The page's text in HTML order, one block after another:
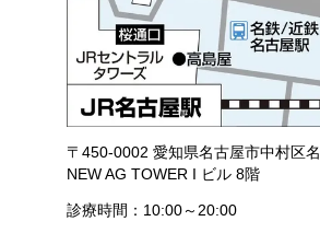
〒450-0002 愛知県名古屋市中村区
NEW AG TOWER I ビル 8階
診療時間：10:00～20:00